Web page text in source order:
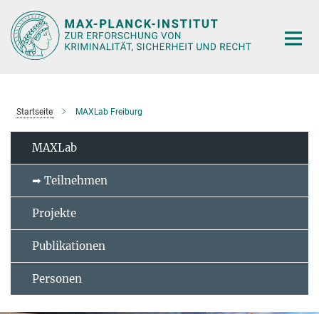
Hauptinhalt
Startseite MAXLab Freiburg
MAXLab
➡ Teilnehmen
Projekte
Publikationen
Personen